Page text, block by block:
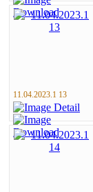
11.04.2023.1 13